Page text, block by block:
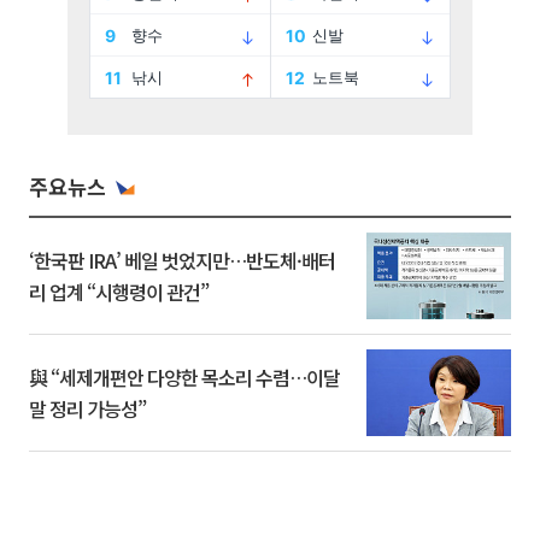
주요뉴스
‘한국판 IRA’ 베일 벗었지만…반도체·배터
리 업계 “시행령이 관건”
與 “세제개편안 다양한 목소리 수렴…이달
말 정리 가능성”